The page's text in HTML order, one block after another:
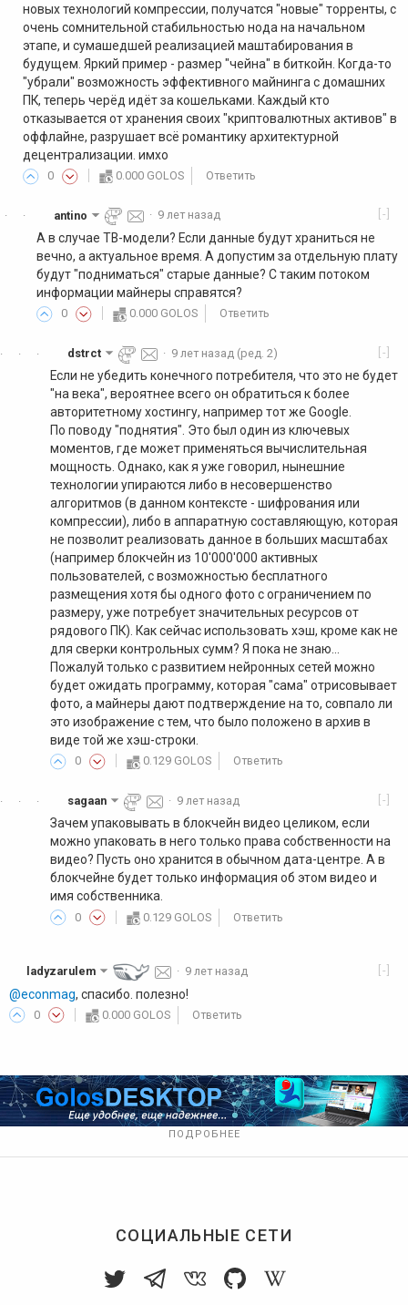
новых технологий компрессии, получатся "новые" торренты, с
очень сомнительной стабильностью нода на начальном
этапе, и сумашедшей реализацией маштабирования в
будущем. Яркий пример - размер "чейна" в биткойн. Когда-то
"убрали" возможность эффективного майнинга с домашних
ПК, теперь черёд идёт за кошельками. Каждый кто
отказывается от хранения своих "криптовалютных активов" в
оффлайне, разрушает всё романтику архитектурной
децентрализации. имхо
0 0.000 GOLOS Ответить
·
· [-]
antino · 9 лет назад
А в случае ТВ-модели? Если данные будут храниться не
вечно, а актуальное время. А допустим за отдельную плату
будут "подниматься" старые данные? С таким потоком
информации майнеры справятся?
0 0.000 GOLOS Ответить
·
·
· [-]
dstrct · 9 лет назад (ред. 2)
Если не убедить конечного потребителя, что это не будет
"на века", вероятнее всего он обратиться к более
авторитетному хостингу, например тот же Google.
По поводу "поднятия". Это был один из ключевых
моментов, где может применяться вычислительная
мощность. Однако, как я уже говорил, нынешние
технологии упираются либо в несовершенство
алгоритмов (в данном контексте - шифрования или
компрессии), либо в аппаратную составляющую, которая
не позволит реализовать данное в больших масштабах
(например блокчейн из 10'000'000 активных
пользователей, с возможностью бесплатного
размещения хотя бы одного фото с ограничением по
размеру, уже потребует значительных ресурсов от
рядового ПК). Как сейчас использовать хэш, кроме как не
для сверки контрольных сумм? Я пока не знаю...
Пожалуй только с развитием нейронных сетей можно
будет ожидать программу, которая "сама" отрисовывает
фото, а майнеры дают подтверждение на то, совпало ли
это изображение с тем, что было положено в архив в
виде той же хэш-строки.
0 0.129 GOLOS Ответить
·
·
· [-]
sagaan · 9 лет назад
Зачем упаковывать в блокчейн видео целиком, если
можно упаковать в него только права собственности на
видео? Пусть оно хранится в обычном дата-центре. А в
блокчейне будет только информация об этом видео и
имя собственника.
0 0.129 GOLOS Ответить
[-]
ladyzarulem · 9 лет назад
@econmag, спасибо. полезно!
0 0.000 GOLOS Ответить
ПОДРОБНЕЕ
СОЦИАЛЬНЫЕ СЕТИ